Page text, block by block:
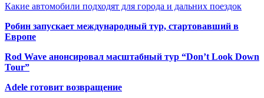
Какие автомобили подходят для города и дальних поездок
Робин запускает международный тур, стартовавший в
Европе
Rod Wave анонсировал масштабный тур “Don’t Look Down
Tour”
Adele готовит возвращение